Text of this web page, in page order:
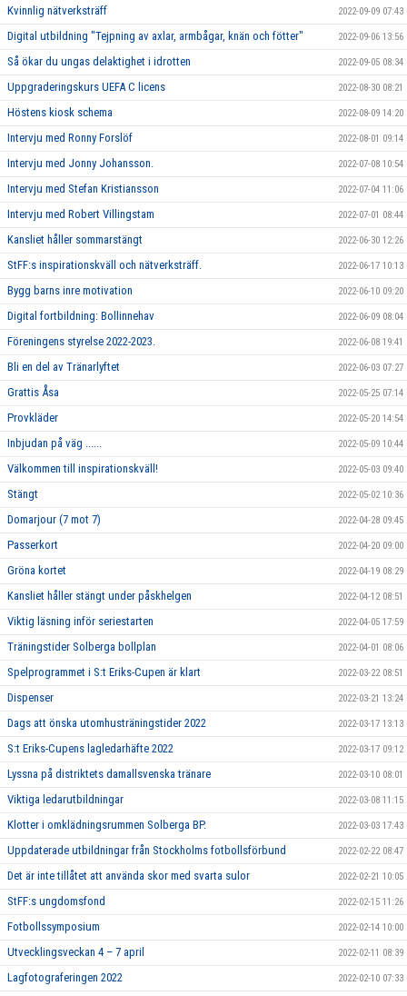
Kvinnlig nätverksträff 2022-09-09 07:43
Digital utbildning "Tejpning av axlar, armbågar, knän och fötter" 2022-09-06 13:56
Så ökar du ungas delaktighet i idrotten 2022-09-05 08:34
Uppgraderingskurs UEFA C licens 2022-08-30 08:21
Höstens kiosk schema 2022-08-09 14:20
Intervju med Ronny Forslöf 2022-08-01 09:14
Intervju med Jonny Johansson. 2022-07-08 10:54
Intervju med Stefan Kristiansson 2022-07-04 11:06
Intervju med Robert Villingstam 2022-07-01 08:44
Kansliet håller sommarstängt 2022-06-30 12:26
StFF:s inspirationskväll och nätverksträff. 2022-06-17 10:13
Bygg barns inre motivation 2022-06-10 09:20
Digital fortbildning: Bollinnehav 2022-06-09 08:04
Föreningens styrelse 2022-2023. 2022-06-08 19:41
Bli en del av Tränarlyftet 2022-06-03 07:27
Grattis Åsa 2022-05-25 07:14
Provkläder 2022-05-20 14:54
Inbjudan på väg ...... 2022-05-09 10:44
Välkommen till inspirationskväll! 2022-05-03 09:40
Stängt 2022-05-02 10:36
Domarjour (7 mot 7) 2022-04-28 09:45
Passerkort 2022-04-20 09:00
Gröna kortet 2022-04-19 08:29
Kansliet håller stängt under påskhelgen 2022-04-12 08:51
Viktig läsning inför seriestarten 2022-04-05 17:59
Träningstider Solberga bollplan 2022-04-01 08:06
Spelprogrammet i S:t Eriks-Cupen är klart 2022-03-22 08:51
Dispenser 2022-03-21 13:24
Dags att önska utomhusträningstider 2022 2022-03-17 13:13
S:t Eriks-Cupens lagledarhäfte 2022 2022-03-17 09:12
Lyssna på distriktets damallsvenska tränare 2022-03-10 08:01
Viktiga ledarutbildningar 2022-03-08 11:15
Klotter i omklädningsrummen Solberga BP. 2022-03-03 17:43
Uppdaterade utbildningar från Stockholms fotbollsförbund 2022-02-22 08:47
Det är inte tillåtet att använda skor med svarta sulor 2022-02-21 10:05
StFF:s ungdomsfond 2022-02-15 11:26
Fotbollssymposium 2022-02-14 10:00
Utvecklingsveckan 4 – 7 april 2022-02-11 08:39
Lagfotograferingen 2022 2022-02-10 07:33